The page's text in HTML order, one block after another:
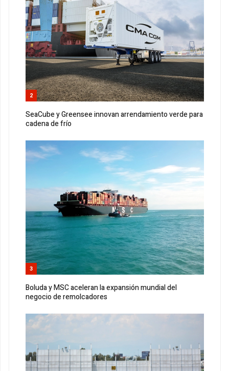
2
SeaCube y Greensee innovan arrendamiento verde para
cadena de frío
3
Boluda y MSC aceleran la expansión mundial del
negocio de remolcadores